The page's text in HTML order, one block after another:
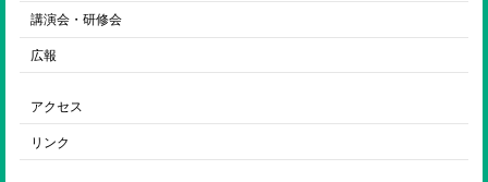
講演会・研修会
広報
アクセス
リンク